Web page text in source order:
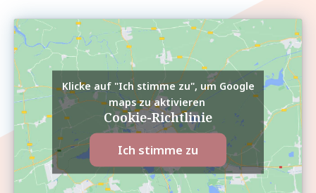
Klicke auf "Ich stimme zu", um Google
maps zu aktivieren
Cookie-Richtlinie
Ich stimme zu